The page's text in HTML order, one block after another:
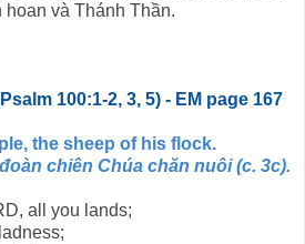
hoan và Thánh Thần.
100:1-2, 3, 5) - EM page 167
the sheep of his flock.
chiên Chúa chăn nuôi (c. 3c).
all you lands;